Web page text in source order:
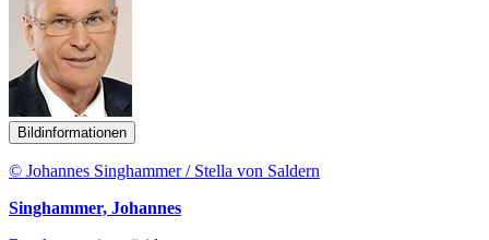
Bildinformationen
© Johannes Singhammer / Stella von Saldern
Singhammer, Johannes